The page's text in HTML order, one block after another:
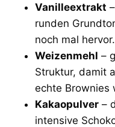
Vanilleextrakt
runden
noch mal hervor.
Weizenmehl –
Struktur, damit
echte Brownies
Kakaopulver –
intensive